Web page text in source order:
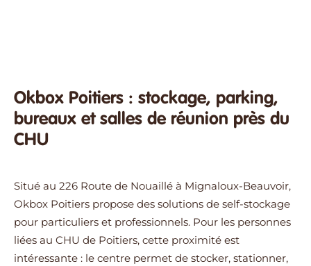
Okbox Poitiers : stockage, parking,
bureaux et salles de réunion près du
CHU
Situé au 226 Route de Nouaillé à Mignaloux-Beauvoir,
Okbox Poitiers propose des solutions de self-stockage
pour particuliers et professionnels. Pour les personnes
liées au CHU de Poitiers, cette proximité est
intéressante : le centre permet de stocker, stationner,